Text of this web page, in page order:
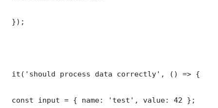
});
it('should process data correctly', () => {
const input = { name: 'test', value: 42 };